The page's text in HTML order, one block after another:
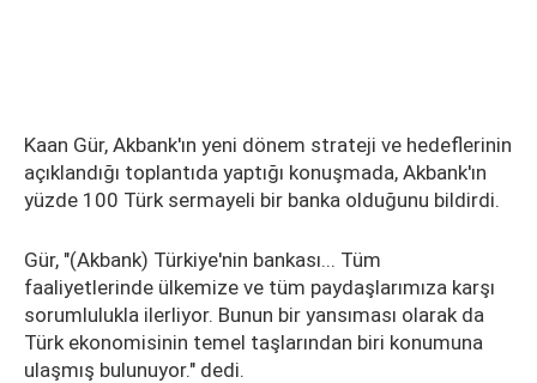
Kaan Gür, Akbank'ın yeni dönem strateji ve hedeflerinin
açıklandığı toplantıda yaptığı konuşmada, Akbank'ın
yüzde 100 Türk sermayeli bir banka olduğunu bildirdi.
Gür, "(Akbank) Türkiye'nin bankası... Tüm
faaliyetlerinde ülkemize ve tüm paydaşlarımıza karşı
sorumlulukla ilerliyor. Bunun bir yansıması olarak da
Türk ekonomisinin temel taşlarından biri konumuna
ulaşmış bulunuyor." dedi.